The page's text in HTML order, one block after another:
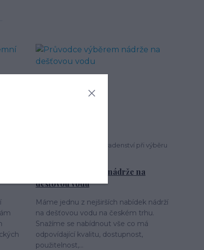
Poradenství při výběru
Průvodce výběrem nádrže na
dešťovou vodu
Máme jednu z nejširších nabídek nádrží
na dešťovou vodu na českém trhu.
Snažíme se nabídnout vše co má
odpovídající kvalitu, dostupnost,
použitelnost,...